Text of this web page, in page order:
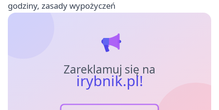
godziny, zasady wypożyczeń
Zareklamuj się na
irybnik.pl!